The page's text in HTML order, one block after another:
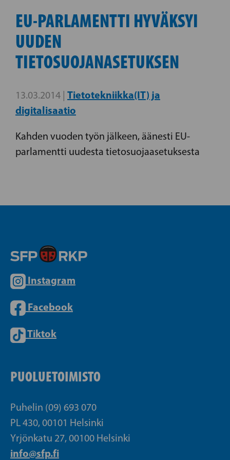
EU-PARLAMENTTI HYVÄKSYI
UUDEN
TIETOSUOJANASETUKSEN
13.03.2014 | Tietotekniikka(IT) ja
digitalisaatio
Kahden vuoden työn jälkeen, äänesti EU-
parlamentti uudesta tietosuojaasetuksesta
Instagram
Facebook
Tiktok
PUOLUETOIMISTO
Puhelin (09) 693 070
PL 430, 00101 Helsinki
Yrjönkatu 27, 00100 Helsinki
info@sfp.fi